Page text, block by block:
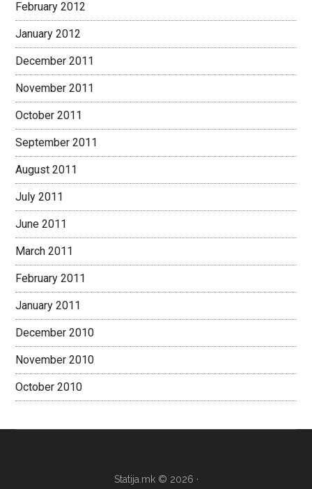
February 2012
January 2012
December 2011
November 2011
October 2011
September 2011
August 2011
July 2011
June 2011
March 2011
February 2011
January 2011
December 2010
November 2010
October 2010
Statija.mk © 2026 ·